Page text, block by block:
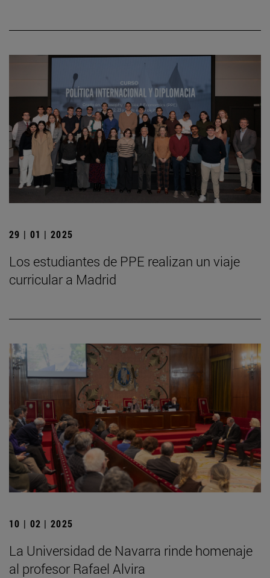
29 | 01 | 2025
Los estudiantes de PPE realizan un viaje
curricular a Madrid
10 | 02 | 2025
La Universidad de Navarra rinde homenaje
al profesor Rafael Alvira